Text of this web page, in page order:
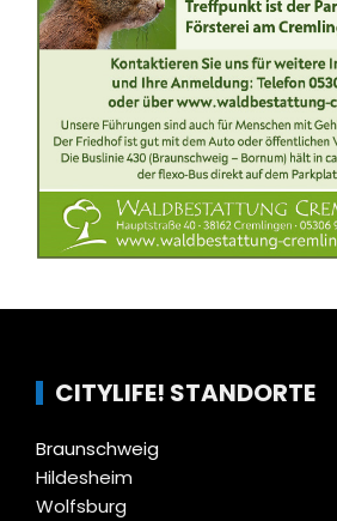
CITYLIFE! STANDORTE
Braunschweig
Hildesheim
Wolfsburg